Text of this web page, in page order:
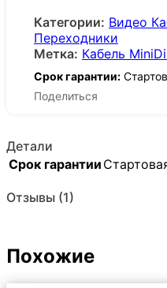
Категории: Видео
Переходники
Метка: Кабель
Срок гарантии:
Поделиться
Детали
Срок гарантии
Отзывы (1)
Похожие